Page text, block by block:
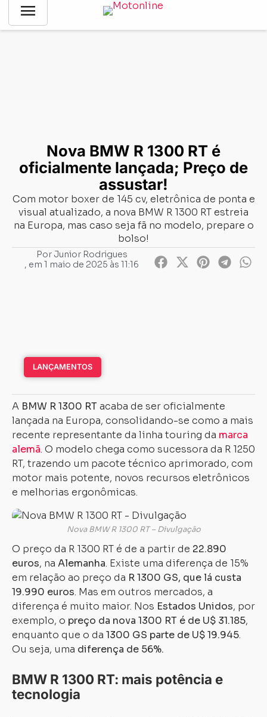
menu
Notícias Lançamentos-Nova BMW R 1300 RT é oficialmente
Nova BMW R 1300 RT é
oficialmente lançada; Preço de
assustar!
Com motor boxer de 145 cv, eletrônica de ponta e
visual atualizado, a nova BMW R 1300 RT estreia
na Europa, mas caso seja fã no modelo, prepare o
bolso!
PorJunior Rodrigues
, em 1 maio de 2025 às 11:16
LANÇAMENTOS
A BMW R 1300 RT acaba de ser oficialmente
lançada na Europa, consolidando-se como a mais
recente representante da linha touring da marca
alemã. O modelo chega como sucessora da R 1250
RT, trazendo um pacote técnico aprimorado, com
motor mais potente, novos recursos eletrônicos
e melhorias ergonômicas.
Nova BMW R 1300 RT – Divulgação
O preço da R 1300 RT é de a partir de 22.890
euros, na Alemanha. Existe uma diferença de 15%
em relação ao preço da R 1300 GS, que lá custa
19.990 euros. Mas em outros mercados, a
diferença é muito maior. Nos Estados Unidos, por
exemplo, o preço da nova 1300 RT é de U$ 31.185,
enquanto que o da 1300 GS parte de U$ 19.945.
Ou seja, uma diferença de 56%.
BMW R 1300 RT: mais potência e
tecnologia